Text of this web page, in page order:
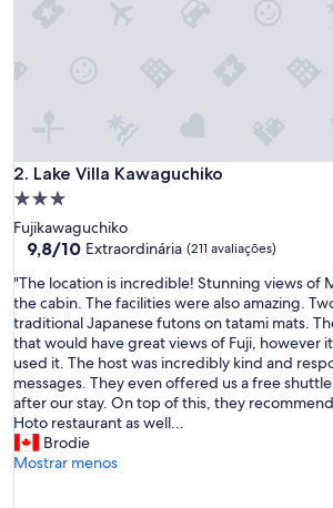
2. Lake Villa Kawaguchiko
Lake Villa Kawaguchiko
Propriedade
3.0
estrelas
Fujikawaguchiko
9.8
10,
Extraordinária,
(211
avaliações)
9,8/10 Extraordinária (211 avaliações)
"
T
h
e
l
o
c
a
t
i
"The location is incredible! Stunning views of
the cabin. The facilities were also amazing.
traditional Japanese futons on tatami mats.
that would have great views of Fuji, however
used it. The host was incredibly kind and
messages. They even offered us a free
after our stay. On top of this, they
Hoto restaurant as well...
Brodie
Mostrar menos